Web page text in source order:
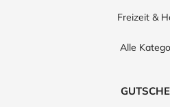
Freizeit &
Alle